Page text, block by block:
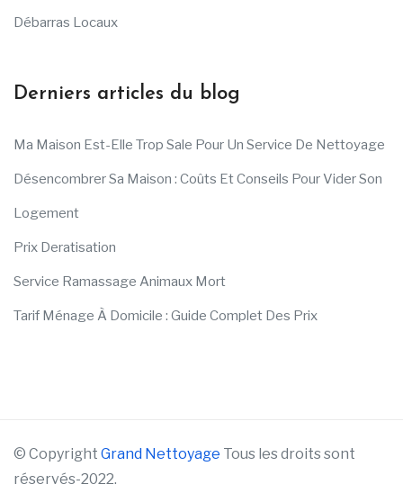
Débarras Locaux
Derniers articles du blog
Ma Maison Est-Elle Trop Sale Pour Un Service De Nettoyage
Désencombrer Sa Maison : Coûts Et Conseils Pour Vider Son
Logement
Prix Deratisation
Service Ramassage Animaux Mort
Tarif Ménage À Domicile : Guide Complet Des Prix
© Copyright Grand Nettoyage Tous les droits sont
réservés-2022.